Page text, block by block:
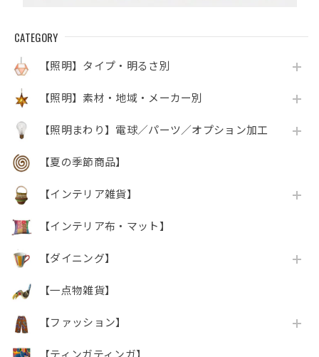
CATEGORY
【照明】タイプ・明るさ別
【照明】素材・地域・メーカー別
【照明まわり】電球／パーツ／オプション加工
【夏の季節商品】
【インテリア雑貨】
【インテリア布・マット】
【ダイニング】
【一点物雑貨】
【ファッション】